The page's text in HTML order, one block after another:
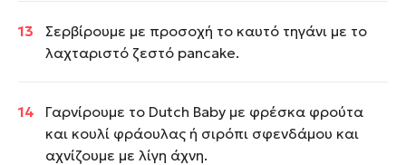
Σερβίρουμε με προσοχή το καυτό τηγάνι με το
λαχταριστό ζεστό pancake.
Γαρνίρουμε το Dutch Baby με φρέσκα φρούτα
και κουλί φράουλας ή σιρόπι σφενδάμου και
αχνίζουμε με λίγη άχνη.